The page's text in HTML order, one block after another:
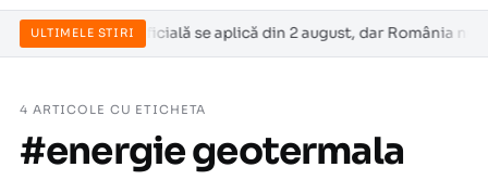
ULTIMELE STIRIartificială se aplică din 2 august, dar România nu are
4 ARTICOLE CU ETICHETA
#energie geotermala